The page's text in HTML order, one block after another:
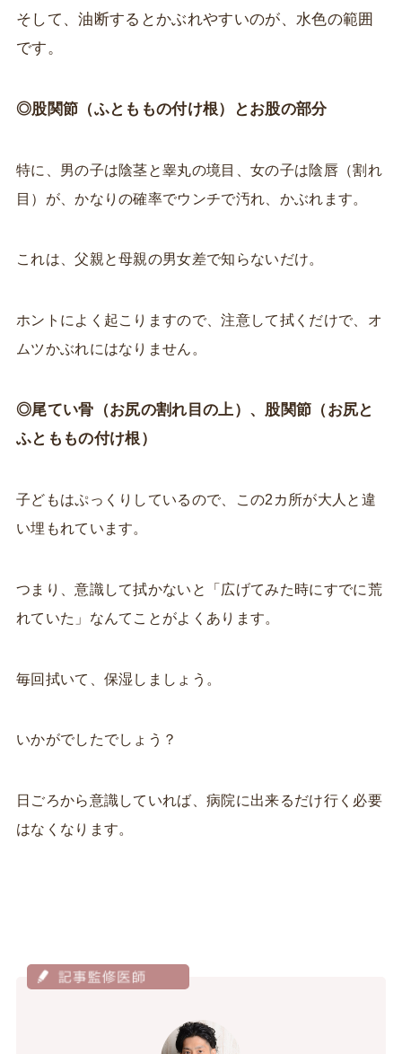
そして、油断するとかぶれやすいのが、水色の範囲
です。
◎股関節（ふとももの付け根）とお股の部分
特に、男の子は陰茎と睾丸の境目、女の子は陰唇（割れ
目）が、かなりの確率でウンチで汚れ、かぶれます。
これは、父親と母親の男女差で知らないだけ。
ホントによく起こりますので、注意して拭くだけで、オ
ムツかぶれにはなりません。
◎尾てい骨（お尻の割れ目の上）、股関節（お尻と
ふとももの付け根）
子どもはぷっくりしているので、この2カ所が大人と違
い埋もれています。
つまり、意識して拭かないと「広げてみた時にすでに荒
れていた」なんてことがよくあります。
毎回拭いて、保湿しましょう。
いかがでしたでしょう？
日ごろから意識していれば、病院に出来るだけ行く必要
はなくなります。